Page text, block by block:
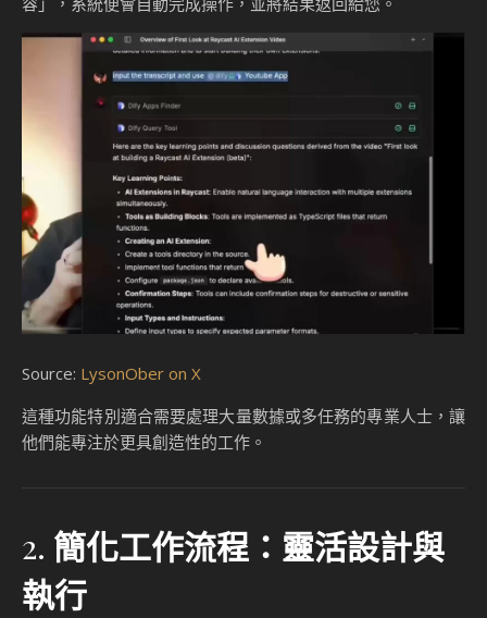
勢，特別是在提升效率與簡化工作流程方面。
1.
提升效率：快速完成多項任
務
Raycast 的自然語言輸入功能讓用戶能夠以簡單的語句完成複
雜的任務。例如，當需要檢索特定數據或執行多步驟的工作流
程時，用戶只需輸入需求，Raycast 便會自動匹配應用並生成
請求參數，最終完成任務。這種高效的操作方式，顯著減少了
手動操作的時間。
點擊與手動篩選。而透過 Raycast，您只需輸入「檢索網頁內
容」，系統便會自動完成操作，並將結果返回給您。